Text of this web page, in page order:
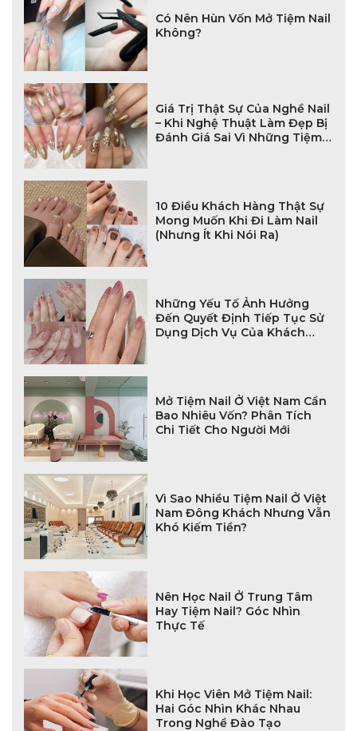
Có Nên Hùn Vốn Mở Tiệm Nail
Không?
Giá Trị Thật Sự Của Nghề Nail
– Khi Nghệ Thuật Làm Đẹp Bị
Đánh Giá Sai Vì Những Tiệm
10 Điều Khách Hàng Thật Sự
Mong Muốn Khi Đi Làm Nail
(Nhưng Ít Khi Nói Ra)
Những Yếu Tố Ảnh Hưởng
Đến Quyết Định Tiếp Tục Sử
Dụng Dịch Vụ Của Khách
Mở Tiệm Nail Ở Việt Nam Cần
Bao Nhiêu Vốn? Phân Tích
Chi Tiết Cho Người Mới
Vì Sao Nhiều Tiệm Nail Ở Việt
Nam Đông Khách Nhưng Vẫn
Khó Kiếm Tiền?
Nên Học Nail Ở Trung Tâm
Hay Tiệm Nail? Góc Nhìn
Thực Tế
Khi Học Viên Mở Tiệm Nail:
Hai Góc Nhìn Khác Nhau
Trong Nghề Đào Tạo